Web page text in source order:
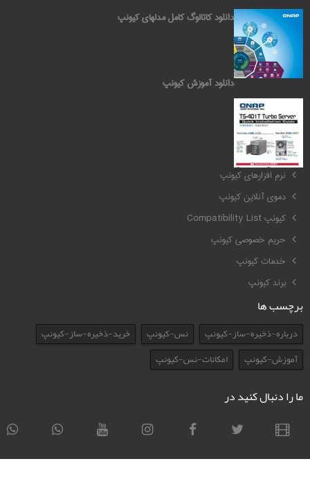
دانلود کاتالوگ کامل مدلهای کیونپ
دانلود آموزش کیونپ
کیونپ QNAP
نرم افزارهای کیونپ
دموی آنلاین کیونپ
کیونپ Compatibility List
حریم خصوصی کیونپ
خدمات کیونپ
برند کیونپ
برچسب ها
درباره-ذخیره-ساز-کیونپ نس-کیونپ
خرید-ذخیره-ساز-کیونپ
آموزش-کیونپ
امکانات-نس-کیونپ
ما را دنبال کنید در